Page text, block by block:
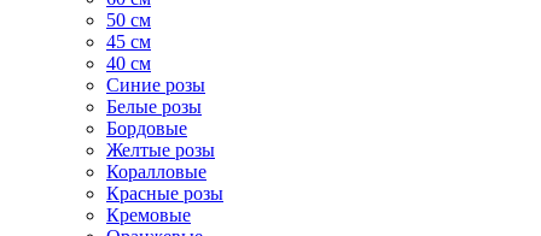
50 см
45 см
40 см
Cиние розы
Белые розы
Бордовые
Желтые розы
Коралловые
Красные розы
Кремовые